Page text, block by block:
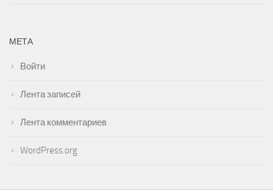
МЕТА
Войти
Лента записей
Лента комментариев
WordPress.org